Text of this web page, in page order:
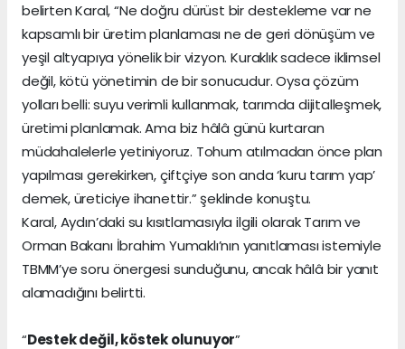
belirten Karal, “Ne doğru dürüst bir destekleme var ne
kapsamlı bir üretim planlaması ne de geri dönüşüm ve
yeşil altyapıya yönelik bir vizyon. Kuraklık sadece iklimsel
değil, kötü yönetimin de bir sonucudur. Oysa çözüm
yolları belli: suyu verimli kullanmak, tarımda dijitalleşmek,
üretimi planlamak. Ama biz hâlâ günü kurtaran
müdahalelerle yetiniyoruz. Tohum atılmadan önce plan
yapılması gerekirken, çiftçiye son anda ‘kuru tarım yap’
demek, üreticiye ihanettir.” şeklinde konuştu.
Karal, Aydın’daki su kısıtlamasıyla ilgili olarak Tarım ve
Orman Bakanı İbrahim Yumaklı’nın yanıtlaması istemiyle
TBMM’ye soru önergesi sunduğunu, ancak hâlâ bir yanıt
alamadığını belirtti.
“Destek değil, köstek olunuyor”